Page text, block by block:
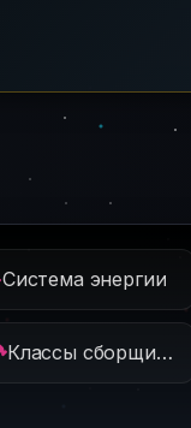
Система энергии
Классы сборщиков